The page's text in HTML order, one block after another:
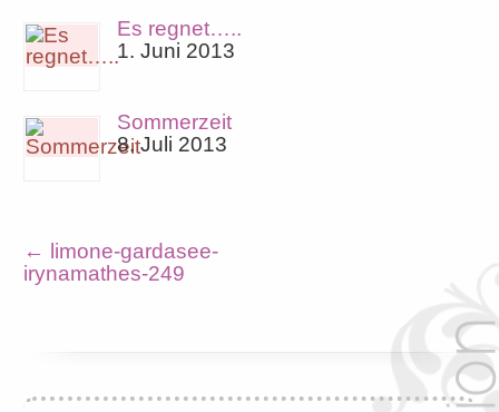
Es regnet…..
1. Juni 2013
Sommerzeit
8. Juli 2013
← limone-gardasee-
irynamathes-249